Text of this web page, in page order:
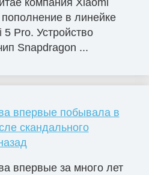
в линейке
Pro. Устройство
Snapdragon ...
впервые побывала в
скандального
впервые за много лет